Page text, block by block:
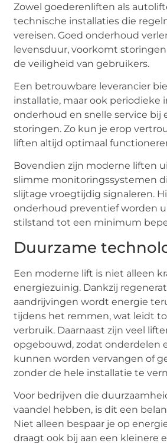
Zowel goederenliften als
technische installaties die
vereisen. Goed onderhoud
levensduur, voorkomt
de veiligheid van gebruikers.
Een betrouwbare leverancier
installatie, maar ook periodieke
onderhoud en snelle service bij
storingen. Zo kun je erop
liften altijd optimaal
Bovendien zijn moderne liften
slimme monitoringssystemen
slijtage vroegtijdig signaleren.
onderhoud preventief worden
stilstand tot een minimum
Duurzame
Een moderne lift is niet alleen
energiezuinig. Dankzij
aandrijvingen wordt energie
tijdens het remmen, wat leidt
verbruik. Daarnaast zijn veel
opgebouwd, zodat onderdelen
kunnen worden vervangen of
zonder de hele installatie te
Voor bedrijven die
vaandel hebben, is dit een
Niet alleen bespaar je op
draagt ook bij aan een kleinere